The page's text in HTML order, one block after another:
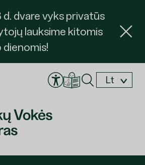
d. dvare vyks privatūs
lauksime kitomis
Lt